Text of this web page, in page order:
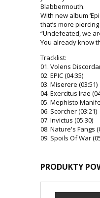
Blabbermouth.
With new album
that’s more
“Undefeated, we
You already know
Tracklist:
01. Volens
02. EPIC (04:35)
03. Miserere (03:51)
04. Exercitus Irae
05. Mephisto
06. Scorcher (03:21)
07. Invictus (05:30)
08. Nature's Fangs
09. Spoils Of War
PRODUKTY